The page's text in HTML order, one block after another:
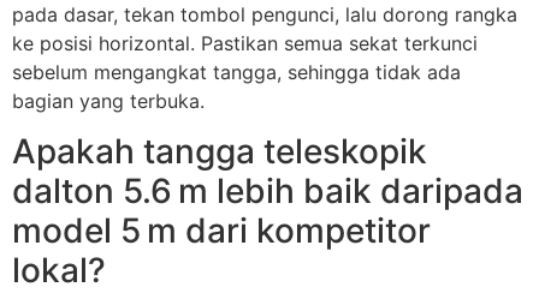
pada dasar, tekan tombol pengunci, lalu dorong rangka
ke posisi horizontal. Pastikan semua sekat terkunci
sebelum mengangkat tangga, sehingga tidak ada
bagian yang terbuka.
Apakah tangga teleskopik
dalton 5.6 m lebih baik daripada
model 5 m dari kompetitor
lokal?